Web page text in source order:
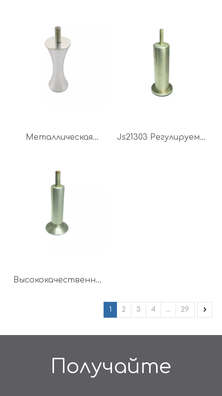
фурнитурой для
диванных ножек
для дивана и стула
Металлическая
мебели
Js21303 Регулируемая
Высококачественная
1 2 3 4 ... 29
Получайте